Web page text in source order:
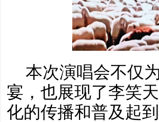
本次演唱会不仅
宴，也展现了李笑
化的传播和普及起